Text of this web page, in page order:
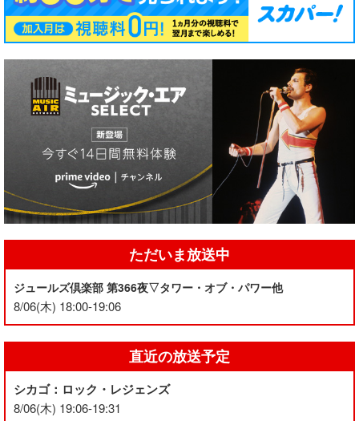
ただいま放送中
ジュールズ倶楽部 第366夜▽タワー・オブ・パワー他
8/06(木) 18:00-19:06
直近の放送予定
シカゴ：ロック・レジェンズ
8/06(木) 19:06-19:31